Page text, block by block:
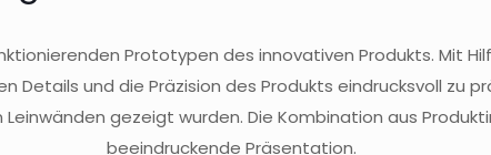
Prototypen des innovativen Produkts. Mit
Details und die Präzision des Produkts eindrucksvoll zu
gezeigt wurden. Die Kombination aus
beeindruckende Präsentation.